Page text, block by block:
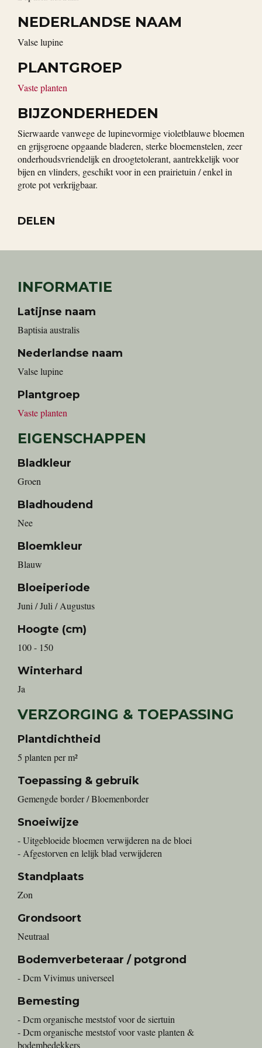
NEDERLANDSE NAAM
Valse lupine
PLANTGROEP
Vaste planten
BIJZONDERHEDEN
Sierwaarde vanwege de lupinevormige violetblauwe bloemen
en grijsgroene opgaande bladeren, sterke bloemenstelen, zeer
onderhoudsvriendelijk en droogtetolerant, aantrekkelijk voor
bijen en vlinders, geschikt voor in een prairietuin / enkel in
grote pot verkrijgbaar.
DELEN
INFORMATIE
Latijnse naam
Baptisia australis
Nederlandse naam
Valse lupine
Plantgroep
Vaste planten
EIGENSCHAPPEN
Bladkleur
Groen
Bladhoudend
Nee
Bloemkleur
Blauw
Bloeiperiode
Juni / Juli / Augustus
Hoogte (cm)
100 - 150
Winterhard
Ja
VERZORGING & TOEPASSING
Plantdichtheid
5 planten per m²
Toepassing & gebruik
Gemengde border / Bloemenborder
Snoeiwijze
- Uitgebloeide bloemen verwijderen na de bloei
- Afgestorven en lelijk blad verwijderen
Standplaats
Zon
Grondsoort
Neutraal
Bodemverbeteraar / potgrond
- Dcm Vivimus universeel
Bemesting
- Dcm organische meststof voor de siertuin
- Dcm organische meststof voor vaste planten &
bodembedekkers